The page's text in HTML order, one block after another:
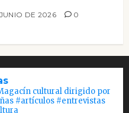
DE 2026 0
cultural dirigido por
#artículos #entrevistas